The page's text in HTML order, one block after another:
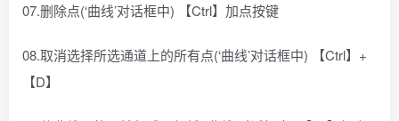
07.删除点(‘曲线’对话框中) 【Ctrl】加点按键
08.取消选择所选通道上的所有点(‘曲线’对话框中) 【Ctrl】+
【D】